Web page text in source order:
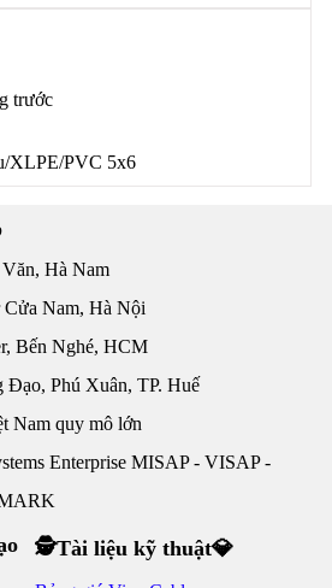
trước
XLPE/PVC 5x6
Hà Nam
Nam, Hà Nội
Bến Nghé, HCM
Đạo, Phú Xuân, TP. Huế
Nam quy mô lớn
Enterprise MISAP - VISAP -
🕵Tài liệu kỹ thuật💎